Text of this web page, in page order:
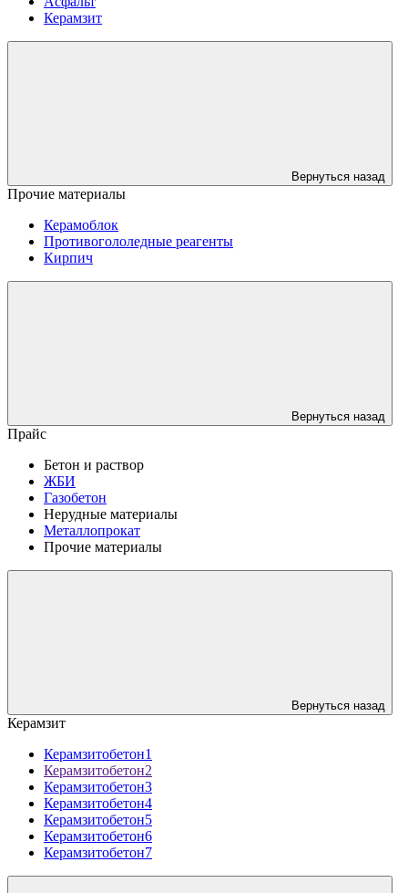
Керамзит
Вернуться назад
Прочие материалы
Керамоблок
Противогололедные реагенты
Кирпич
Вернуться назад
Прайс
Бетон и раствор
ЖБИ
Газобетон
Нерудные материалы
Металлопрокат
Прочие материалы
Вернуться назад
Керамзит
Керамзитобетон1
Керамзитобетон2
Керамзитобетон3
Керамзитобетон4
Керамзитобетон5
Керамзитобетон6
Керамзитобетон7